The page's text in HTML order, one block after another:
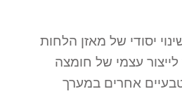
יסודי של מאזן הלחות
עצמי של חומצה
טבעיים אחרים במערך